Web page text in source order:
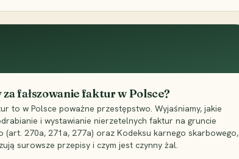
za fałszowanie faktur w Polsce?
to w Polsce poważne przestępstwo. Wyjaśniamy, jakie
i wystawianie nierzetelnych faktur na gruncie
(art. 270a, 271a, 277a) oraz Kodeksu karnego skarbowego,
surowsze przepisy i czym jest czynny żal.